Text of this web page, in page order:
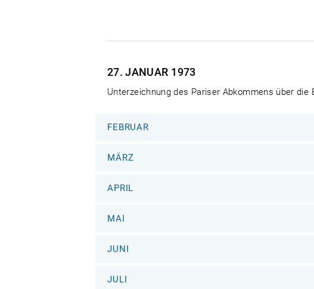
27. JANUAR 1973
Unterzeichnung des Pariser Abkommens über
FEBRUAR
MÄRZ
APRIL
MAI
JUNI
JULI